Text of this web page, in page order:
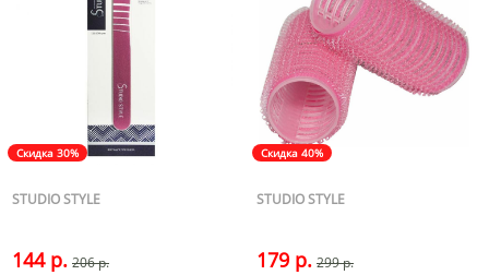
Скидка 30%
STUDIO STYLE
144 р. 206 р.
Скидка 40%
STUDIO STYLE
179 р. 299 р.